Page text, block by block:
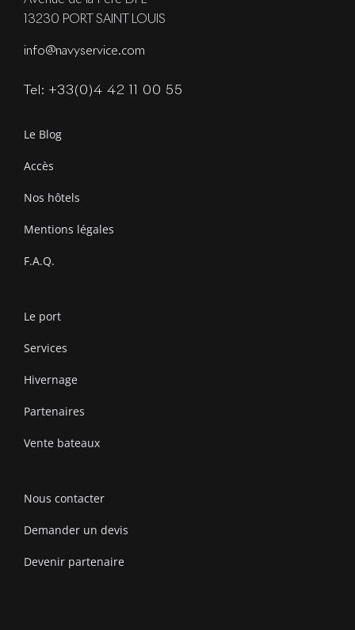
13230 PORT SAINT LOUIS
info@navyservice.com
Tel: +33(0)4 42 11 00 55
Le Blog
Accès
Nos hôtels
Mentions légales
F.A.Q.
Le port
Services
Hivernage
Partenaires
Vente bateaux
Nous contacter
Demander un devis
Devenir partenaire